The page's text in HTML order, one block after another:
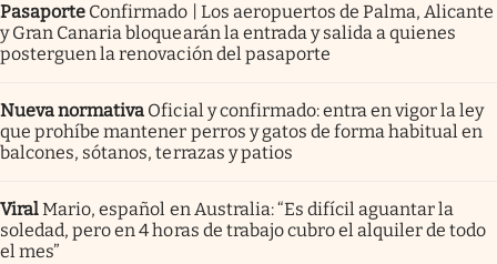
Pasaporte Confirmado | Los aeropuertos de Palma, Alicante
y Gran Canaria bloquearán la entrada y salida a quienes
posterguen la renovación del pasaporte
Nueva normativa Oficial y confirmado: entra en vigor la ley
que prohíbe mantener perros y gatos de forma habitual en
balcones, sótanos, terrazas y patios
ViralMario, español en Australia: “Es difícil aguantar la
soledad, pero en 4 horas de trabajo cubro el alquiler de todo
el mes”